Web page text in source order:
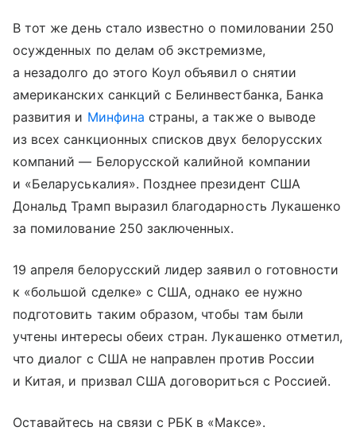
В тот же день стало известно о помиловании 250
осужденных по делам об экстремизме,
а незадолго до этого Коул объявил о снятии
американских санкций с Белинвестбанка, Банка
развития и Минфина страны, а также о выводе
из всех санкционных списков двух белорусских
компаний — Белорусской калийной компании
и «Беларуськалия». Позднее президент США
Дональд Трамп выразил благодарность Лукашенко
за помилование 250 заключенных.
19 апреля белорусский лидер заявил о готовности
к «большой сделке» с США, однако ее нужно
подготовить таким образом, чтобы там были
учтены интересы обеих стран. Лукашенко отметил,
что диалог с США не направлен против России
и Китая, и призвал США договориться с Россией.
Оставайтесь на связи с РБК в «Максе».